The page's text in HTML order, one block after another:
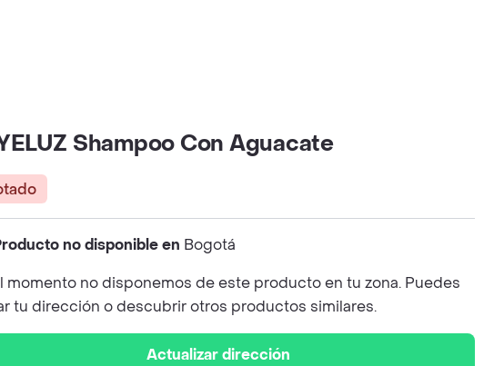
Shampoo Con Aguacate
no disponible en Bogotá
momento no disponemos de este producto en tu zona. Puedes
tu dirección o descubrir otros productos similares.
Actualizar dirección